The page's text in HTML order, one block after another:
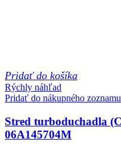
Pridať do košíka
Rýchly náhľad
Pridať do nákupného zoznamu
Stred turboduchadla
06A145704M